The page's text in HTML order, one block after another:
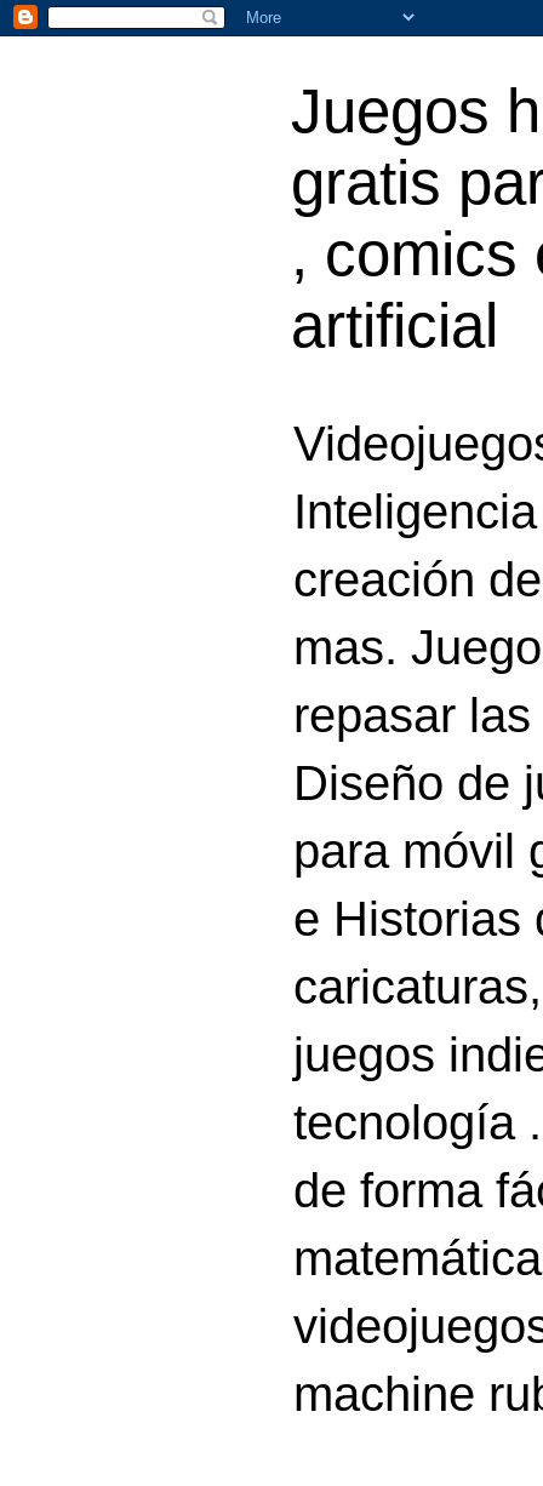
Juegos
gratis
, comics
artificial
creación
mas.
repasar
Diseño de
para móvil
e Historias
juegos
tecnología
de forma
machine